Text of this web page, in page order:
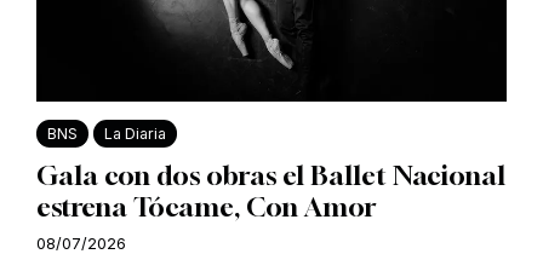
BNS La Diaria
Gala con dos obras el Ballet Nacional
estrena Tócame, Con Amor
08/07/2026